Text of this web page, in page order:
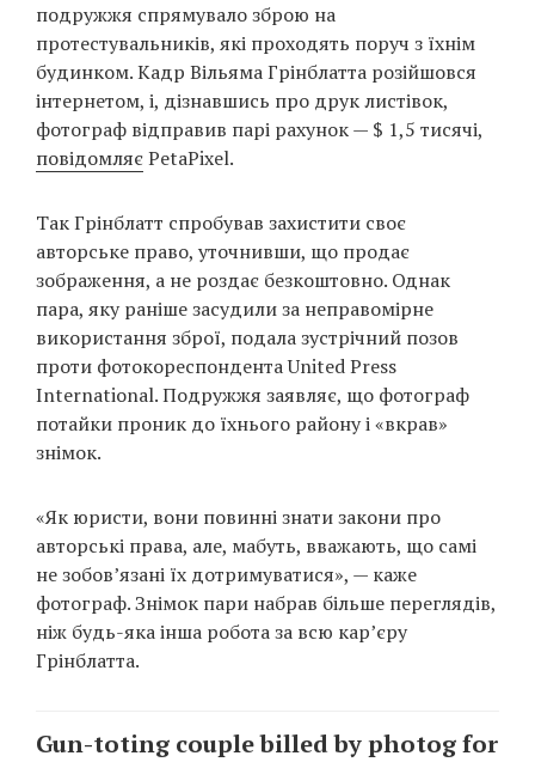
EN
RU
подружжя спрямувало зброю на
протестувальників, які проходять поруч з їхнім
будинком. Кадр Вільяма Грінблатта розійшовся
інтернетом, і, дізнавшись про друк листівок,
фотограф відправив парі рахунок — $ 1,5 тисячі,
повідомляєPetaPixel.
Так Грінблатт спробував захистити своє
авторське право, уточнивши, що продає
зображення, а не роздає безкоштовно. Однак
пара, яку раніше засудили за неправомірне
використання зброї, подала зустрічний позов
проти фотокореспондента United Press
International. Подружжя заявляє, що фотограф
потайки проник до їхнього району і «вкрав»
знімок.
«Як юристи, вони повинні знати закони про
авторські права, але, мабуть, вважають, що самі
не зобов’язані їх дотримуватися», — каже
фотограф. Знімок пари набрав більше переглядів,
ніж будь-яка інша робота за всю кар’єру
Грінблатта.
Gun-toting couple billed by photog for